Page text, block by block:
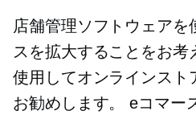
店舗管理ソフトウェアを
スを拡大することをお考
使用してオンラインスト
お勧めします。eコマー